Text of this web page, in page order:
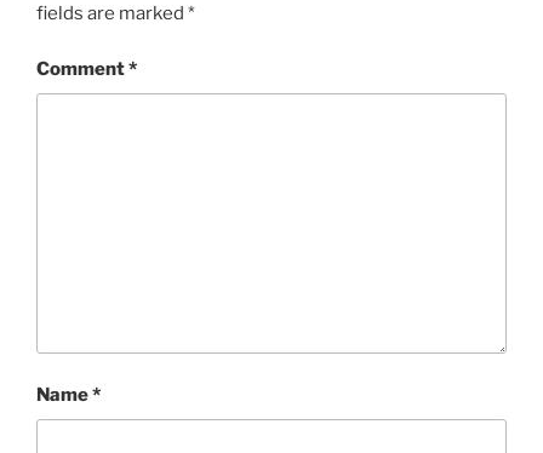
fields are marked *
Comment*
Name*